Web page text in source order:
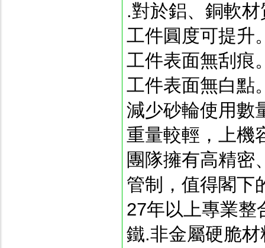
.對於鋁、銅軟
工件圓度可提升
工件表面無刮痕
工件表面無白點
減少砂輪使用數
重量較輕，上機
團隊擁有高精密
管制，值得閣下
27年以上專業整
鐵.非金屬硬脆